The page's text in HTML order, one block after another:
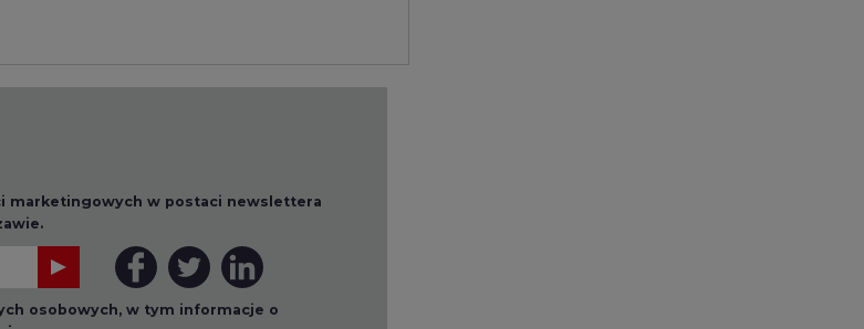
marketingowych w postaci newslettera
osobowych, w tym informacje o